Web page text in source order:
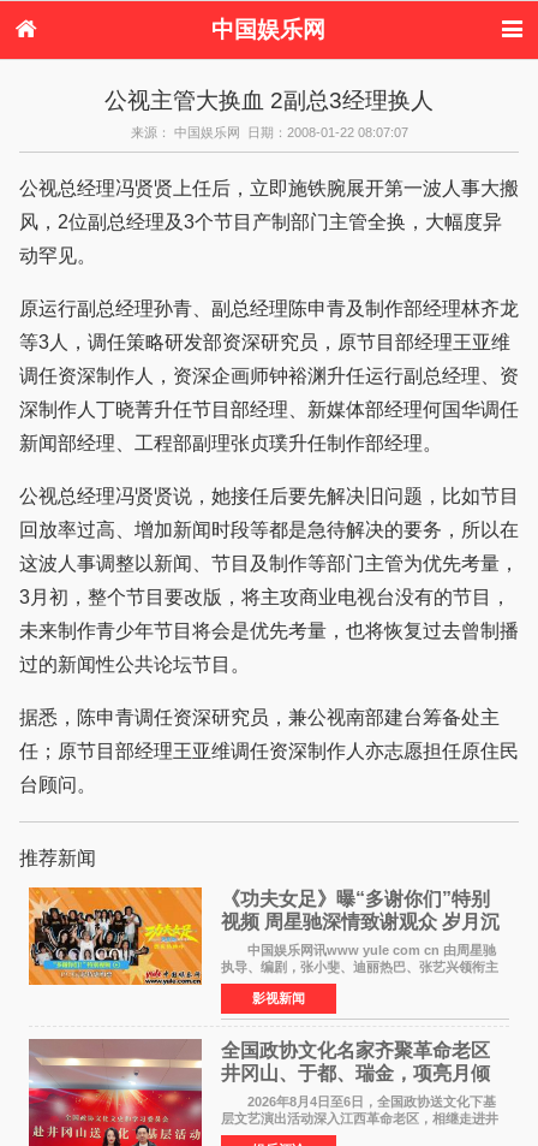
中国娱乐网
港台娱乐
日本娱乐 韩国娱乐
欧美娱乐
音乐新闻 影视新闻
日本韩国明星
八卦
欧美明星八卦 娱乐评论
公视主管大换血 2副总3经理换人
来源： 中国娱乐网 日期：2008-01-22 08:07:07
公视总经理冯贤贤上任后，立即施铁腕展开第一波人事大搬
风，2位副总经理及3个节目产制部门主管全换，大幅度异
动罕见。
原运行副总经理孙青、副总经理陈申青及制作部经理林齐龙
等3人，调任策略研发部资深研究员，原节目部经理王亚维
调任资深制作人，资深企画师钟裕渊升任运行副总经理、资
深制作人丁晓菁升任节目部经理、新媒体部经理何国华调任
新闻部经理、工程部副理张贞璞升任制作部经理。
公视总经理冯贤贤说，她接任后要先解决旧问题，比如节目
回放率过高、增加新闻时段等都是急待解决的要务，所以在
这波人事调整以新闻、节目及制作等部门主管为优先考量，
3月初，整个节目要改版，将主攻商业电视台没有的节目，
未来制作青少年节目将会是优先考量，也将恢复过去曾制播
过的新闻性公共论坛节目。
据悉，陈申青调任资深研究员，兼公视南部建台筹备处主
任；原节目部经理王亚维调任资深制作人亦志愿担任原住民
台顾问。
推荐新闻
《功夫女足》曝“多谢你们”特别
视频 周星驰深情致谢观众 岁月沉
淀不灭初心
中国娱乐网讯www yule com cn 由周星驰
执导、编剧，张小斐、迪丽热巴、张艺兴领衔主
演，刘嘉玲、佐藤健特别出演，艾米、雪野、蔡
思贝、胡予安、倪好特别介绍的喜剧电影《功夫
女足》释出多谢你
影视新闻
全国政协文化名家齐聚革命老区
井冈山、于都、瑞金，项亮月倾
情献唱《桃花谣》致敬红色沃土
2026年8月4日至6日，全国政协送文化下基
层文艺演出活动深入江西革命老区，相继走进井
冈山、于都长征出发地、瑞金三地。由全国政协